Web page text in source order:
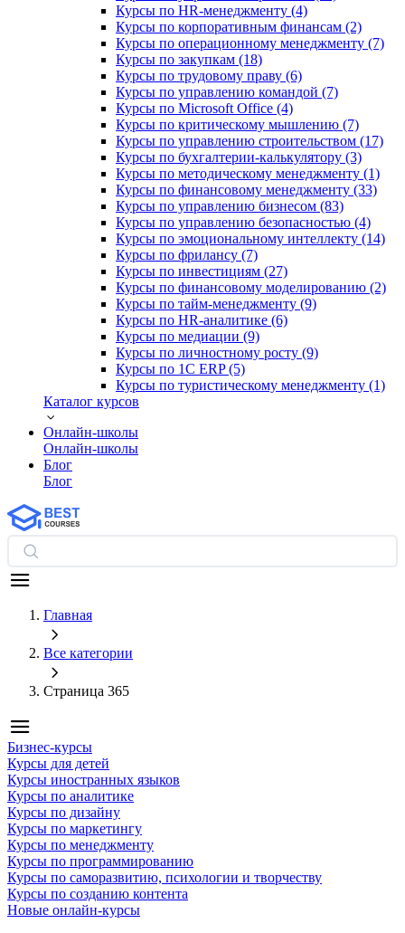
Курсы по HR-менеджменту (4)
Курсы по корпоративным финансам (2)
Курсы по операционному менеджменту (7)
Курсы по закупкам (18)
Курсы по трудовому праву (6)
Курсы по управлению командой (7)
Курсы по Microsoft Office (4)
Курсы по критическому мышлению (7)
Курсы по управлению строительством (17)
Курсы по бухгалтерии-калькулятору (3)
Курсы по методическому менеджменту (1)
Курсы по финансовому менеджменту (33)
Курсы по управлению бизнесом (83)
Курсы по управлению безопасностью (4)
Курсы по эмоциональному интеллекту (14)
Курсы по фрилансу (7)
Курсы по инвестициям (27)
Курсы по финансовому моделированию (2)
Курсы по тайм-менеджменту (9)
Курсы по HR-аналитике (6)
Курсы по медиации (9)
Курсы по личностному росту (9)
Курсы по 1С ERP (5)
Курсы по туристическому менеджменту (1)
Каталог курсов
Онлайн-школы
Онлайн-школы
Блог
Блог
Главная
Все категории
Страница 365
Бизнес-курсы
Курсы для детей
Курсы иностранных языков
Курсы по аналитике
Курсы по дизайну
Курсы по маркетингу
Курсы по менеджменту
Курсы по программированию
Курсы по саморазвитию, психологии и творчеству
Курсы по созданию контента
Новые онлайн‑курсы